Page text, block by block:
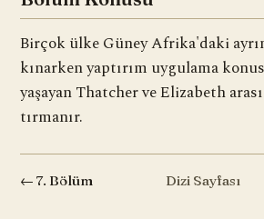
Birçok ülke Güney Afrika'daki
kınarken yaptırım uygulama
yaşayan Thatcher ve Elizabeth
tırmanır.
← 7. Bölüm Dizi Sayfası